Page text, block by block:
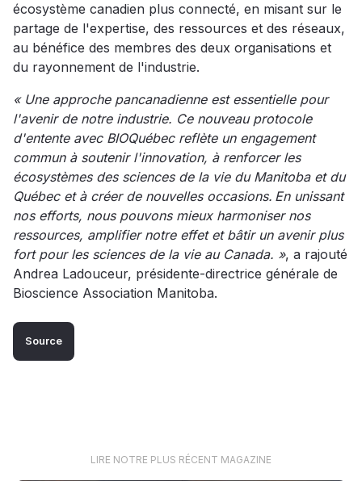
écosystème canadien plus connecté, en misant sur le
partage de l'expertise, des ressources et des réseaux,
au bénéfice des membres des deux organisations et
du rayonnement de l'industrie.
« Une approche pancanadienne est essentielle pour
l'avenir de notre industrie. Ce nouveau protocole
d'entente avec BIOQuébec reflète un engagement
commun à soutenir l'innovation, à renforcer les
écosystèmes des sciences de la vie du Manitoba et du
Québec et à créer de nouvelles occasions. En unissant
nos efforts, nous pouvons mieux harmoniser nos
ressources, amplifier notre effet et bâtir un avenir plus
fort pour les sciences de la vie au Canada. », a rajouté
Andrea Ladouceur, présidente-directrice générale de
Bioscience Association Manitoba.
Source
LIRE NOTRE PLUS RÉCENT MAGAZINE